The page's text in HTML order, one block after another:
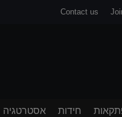
Contact us
חידות אסטרטגיה